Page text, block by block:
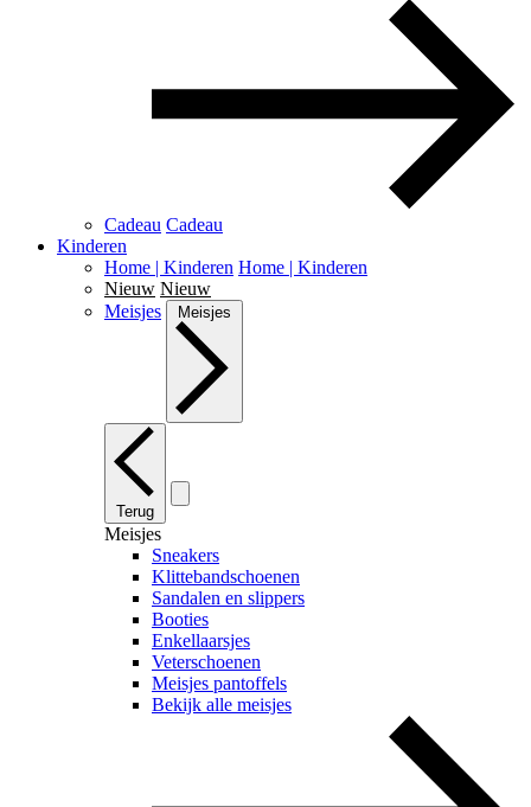
Cadeau Cadeau
Kinderen
Home | Kinderen Home | Kinderen
Nieuw Nieuw
Meisjes
Meisjes
Terug
Meisjes
Sneakers
Klittebandschoenen
Sandalen en slippers
Booties
Enkellaarsjes
Veterschoenen
Meisjes pantoffels
Bekijk alle meisjes